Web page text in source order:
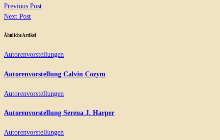
Previous Post
Next Post
Ähnliche Artikel
Autorenvorstellungen
Autorenvorstellung Calvin Cozym
Autorenvorstellungen
Autorenvorstellung Serena J. Harper
Autorenvorstellungen